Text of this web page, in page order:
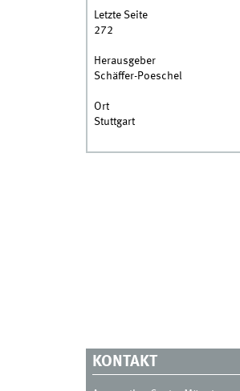
Letzte Seite
272
Herausgeber
Schäffer-Poeschel
Ort
Stuttgart
KONTAKT